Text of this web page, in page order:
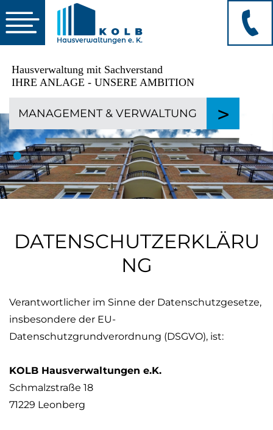
Hausverwaltung mit Sachverstand
IHRE ANLAGE - UNSERE AMBITION
MANAGEMENT & VERWALTUNG >
•
DATENSCHUTZERKLÄRU
NG
Verantwortlicher im Sinne der Datenschutzgesetze,
insbesondere der EU-
Datenschutzgrundverordnung (DSGVO), ist:
KOLB Hausverwaltungen e.K.
Schmalzstraße 18
71229 Leonberg